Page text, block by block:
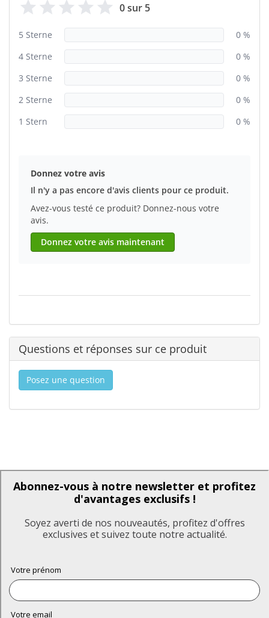
0 sur 5
5 Sterne
0 %
4 Sterne
0 %
3 Sterne
0 %
2 Sterne
0 %
1 Stern
0 %
Donnez votre avis
Il n'y a pas encore d'avis clients pour ce produit.
Avez-vous testé ce produit? Donnez-nous votre
avis.
Donnez votre avis maintenant
Questions et réponses sur ce produit
Posez une question